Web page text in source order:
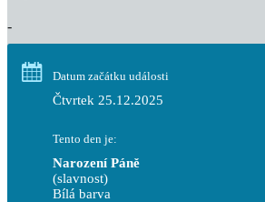
-
Datum začátku události
Čtvrtek 25.12.2025
Tento den je:
Narození Páně
(slavnost)
Bílá